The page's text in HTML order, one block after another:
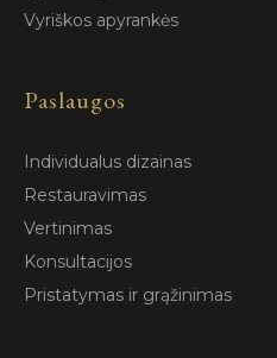
Vyriškos apyrankės
Paslaugos
Individualus dizainas
Restauravimas
Vertinimas
Konsultacijos
Pristatymas ir grąžinimas